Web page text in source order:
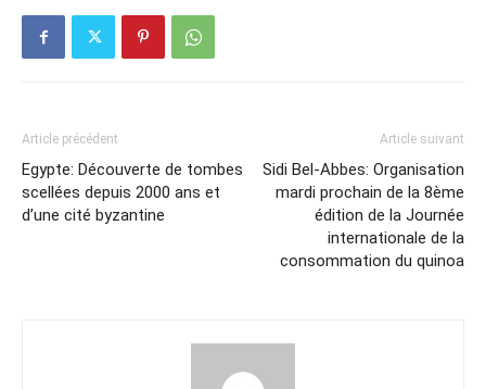
Article précédent
Egypte: Découverte de tombes
scellées depuis 2000 ans et
d’une cité byzantine
Article suivant
Sidi Bel-Abbes: Organisation
mardi prochain de la 8ème
édition de la Journée
internationale de la
consommation du quinoa